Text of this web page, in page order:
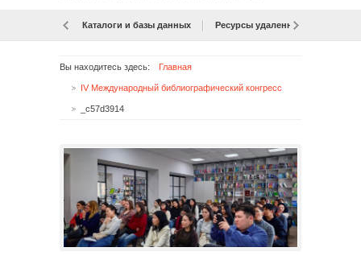
Каталоги и базы данных Ресурсы удаленного доступа
Вы находитесь здесь: Главная
IV Международный библиографический конгресс
_c57d3914